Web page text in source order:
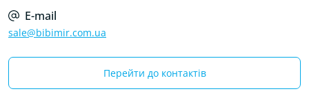
E-mail
sale@bibimir.com.ua
Перейти до контактів